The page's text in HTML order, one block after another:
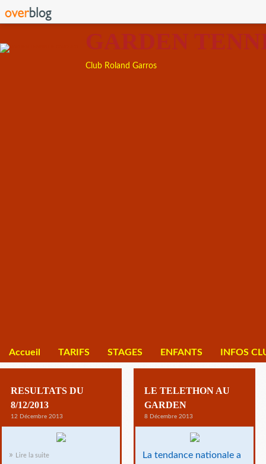
GARDEN
Club Roland Garros
Accueil TARIFS STAGES ENFANTS INFOS
RESULTATS DU
8/12/2013
12 Décembre 2013
Lire la suite
LE TELETHON AU
GARDEN
8 Décembre 2013
La tendance nationale a